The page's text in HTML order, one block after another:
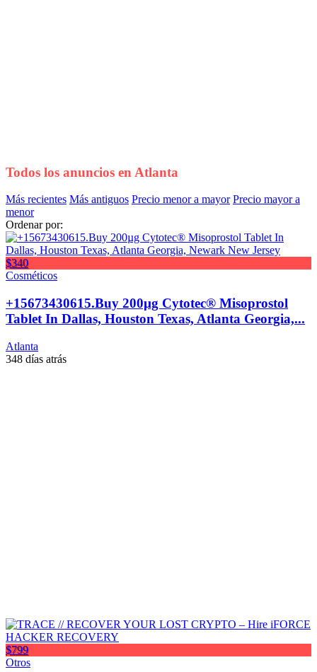
Todos los anuncios en Atlanta
Más recientes Más antiguos Precio menor a mayor Precio mayor a
menor
Ordenar por:
$340
Cosméticos
+15673430615.Buy 200µg Cytotec® Misoprostol
Tablet In Dallas, Houston Texas, Atlanta Georgia,...
Atlanta
348 días atrás
$799
Otros